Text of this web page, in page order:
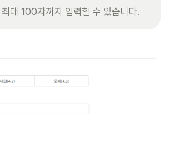
대 100자까지 입력할 수 있습니다.